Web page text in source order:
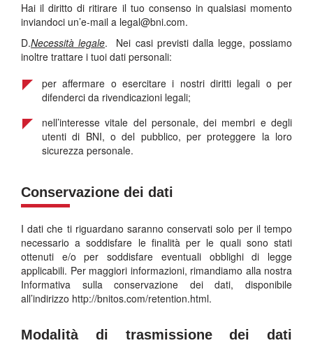
Hai il diritto di ritirare il tuo consenso in qualsiasi momento
inviandoci un’e-mail a legal@bni.com.
D.Necessità legale. Nei casi previsti dalla legge, possiamo
inoltre trattare i tuoi dati personali:
per affermare o esercitare i nostri diritti legali o per
difenderci da rivendicazioni legali;
nell’interesse vitale del personale, dei membri e degli
utenti di BNI, o del pubblico, per proteggere la loro
sicurezza personale.
Conservazione dei dati
I dati che ti riguardano saranno conservati solo per il tempo
necessario a soddisfare le finalità per le quali sono stati
ottenuti e/o per soddisfare eventuali obblighi di legge
applicabili. Per maggiori informazioni, rimandiamo alla nostra
Informativa sulla conservazione dei dati, disponibile
all’indirizzo http://bnitos.com/retention.html.
Modalità di trasmissione dei dati